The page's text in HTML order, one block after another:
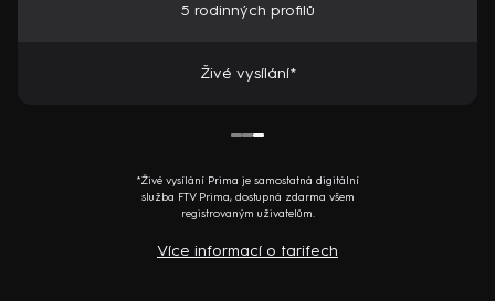
5 rodinných profilů
Živé vysílání*
*Živé vysílání Prima je samostatná digitální
služba FTV Prima, dostupná zdarma všem
registrovaným uživatelům.
Více informací o tarifech